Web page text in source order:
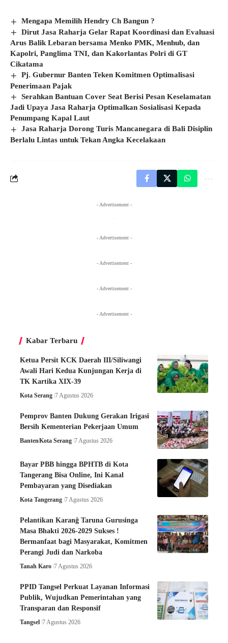
Mengapa Memilih Hendry Ch Bangun ?
Dirut Jasa Raharja Gelar Rapat Koordinasi dan Evaluasi
Arus Balik Lebaran bersama Menko PMK, Menhub, dan
Kapolri, Panglima TNI, dan Kakorlantas Polri di GT
Cikatama
Pj. Gubernur Banten Teken Komitmen Optimalisasi
Penerimaan Pajak
Serahkan Bantuan Cover Seat Berisi Pesan Keselamatan
Jadi Upaya Jasa Raharja Optimalkan Sosialisasi Kepada
Penumpang Kapal Laut
Jasa Raharja Dorong Turis Mancanegara di Bali Disiplin
Berlalu Lintas untuk Tekan Angka Kecelakaan
- Advertisement -
- Advertisement -
- Advertisement -
- Advertisement -
- Advertisement -
Kabar Terbaru
Ketua Persit KCK Daerah III/Siliwangi
Awali Hari Kedua Kunjungan Kerja di
TK Kartika XIX-39
Kota Serang 7 Agustus 2026
Pemprov Banten Dukung Gerakan Irigasi
Bersih Kementerian Pekerjaan Umum
BantenKota Serang 7 Agustus 2026
Bayar PBB hingga BPHTB di Kota
Tangerang Bisa Online, Ini Kanal
Pembayaran yang Disediakan
Kota Tangerang 7 Agustus 2026
Pelantikan Karanĝ Taruna Gurusinga
Masa Bhakti 2026-2029 Sukses !
Bermanfaat bagi Masyarakat, Komitmen
Perangi Judi dan Narkoba
Tanah Karo 7 Agustus 2026
PPID Tangsel Perkuat Layanan Informasi
Publik, Wujudkan Pemerintahan yang
Transparan dan Responsif
Tangsel 7 Agustus 2026